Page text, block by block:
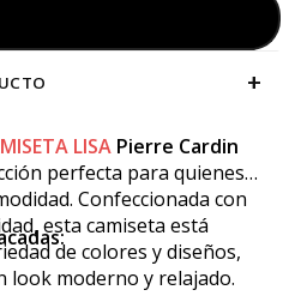
+
LISA Pierre Cardin
perfecta para quienes
Confeccionada con
esta camiseta está
de colores y diseños,
look moderno y relajado.